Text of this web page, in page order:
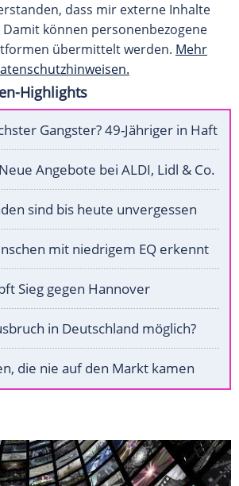
dass mir externe Inhalte
können personenbezogene
übermittelt werden. Mehr
Highlights
Gangster? 49-Jähriger in Haft
Angebote bei ALDI, Lidl & Co.
sind bis heute unvergessen
mit niedrigem EQ erkennt
Sieg gegen Hannover
in Deutschland möglich?
die nie auf den Markt kamen